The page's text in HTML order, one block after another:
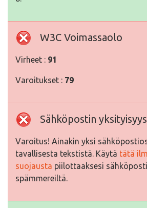
W3C Voimassaolo
Virheet : 91
Varoitukset : 79
Sähköpostin yksityisyys
Varoitus! Ainakin yksi
tavallisesta tekstistä. Käytä tätä
suojausta piilottaaksesi
spämmereiltä.